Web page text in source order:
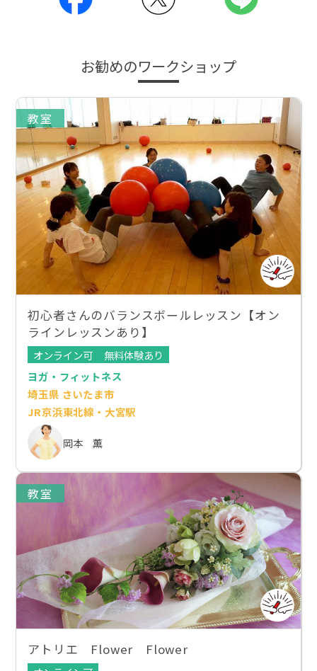
お勧めのワークショップ
教室
初心者さんのバランスボールレッスン【オン
ラインレッスンあり】
オンライン可
無料体験あり
ヨガ・フィットネス
埼玉県 さいたま市
JR京浜東北線・大宮駅
岡本 薫
教室
アトリエ Flower Flower